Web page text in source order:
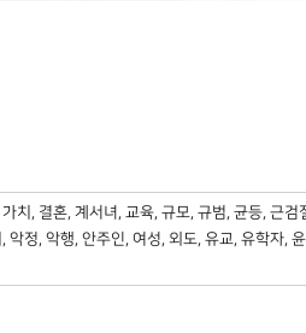
가치 , 결혼, 계서녀 , 교육, 규모, 규범, 균등, 근검
, 악정, 악행, 안주인, 여성, 외도, 유교, 유학자,